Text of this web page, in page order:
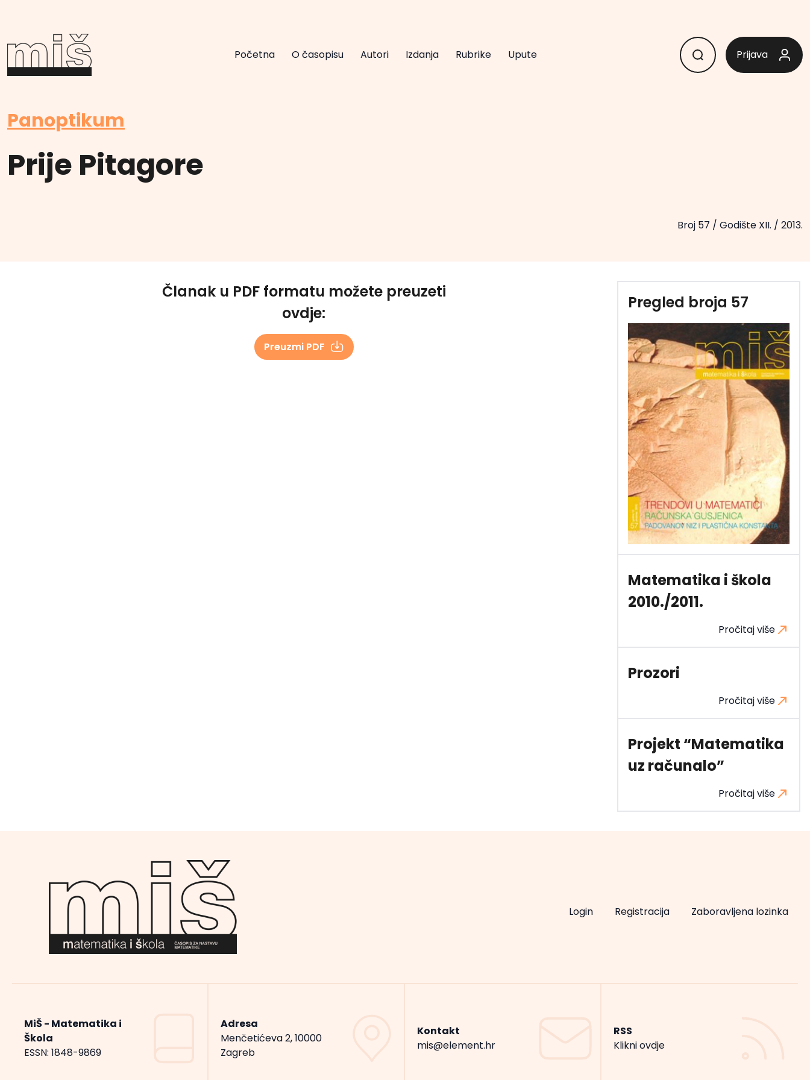
Početna O časopisu Autori Izdanja Rubrike Upute Prijava
Panoptikum
Prije Pitagore
Broj 57 / Godište XII. / 2013.
Članak u PDF formatu možete preuzeti
ovdje:
Preuzmi PDF
Pregled broja 57
Matematika i škola
2010./2011.
Pročitaj više
Prozori
Pročitaj više
Projekt “Matematika
uz računalo”
Pročitaj više
Login Registracija Zaboravljena lozinka
MiŠ - Matematika i
Škola
ESSN: 1848-9869
Adresa
Menčetićeva 2, 10000
Zagreb
Kontakt
mis@element.hr
RSS
Klikni ovdje